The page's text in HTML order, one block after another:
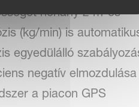
néhány 2 m-es
(kg/min) is
egyedülálló
negatív elmozdulása
a piacon GPS